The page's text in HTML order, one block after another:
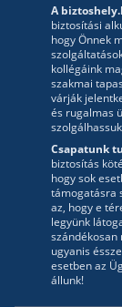
A
biztosítási
hogy Önnek
kollégáink
szakmai
várják
és rugalmas
Csapatunk
biztosítás
hogy sok
támogatásra
az, hogy e
legyünk
szándékosan
ugyanis
esetben az
állunk!